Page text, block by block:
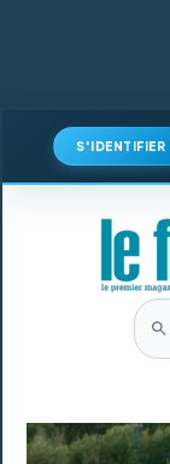
S'IDENTIFIER